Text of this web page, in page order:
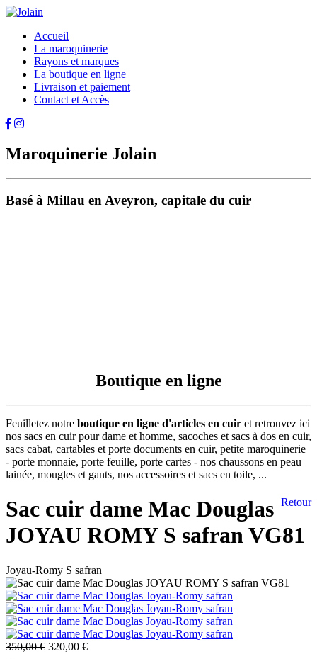
Accueil
La maroquinerie
Rayons et marques
La boutique en ligne
Livraison et paiement
Contact et Accès
Maroquinerie Jolain
Basé à Millau en Aveyron, capitale du cuir
Boutique en ligne
Feuilletez notre boutique en ligne d'articles en cuir et retrouvez ici
nos sacs en cuir pour dame et homme, sacoches et sacs à dos en cuir,
sacs cabat, cartables et porte documents en cuir, petite maroquinerie
- porte monnaie, porte feuille, porte cartes - nos chaussons en peau
lainée, mougles et gants, nos accessoires et sacs en toile, ...
Retour
Sac cuir dame Mac Douglas
JOYAU ROMY S safran VG81
Joyau-Romy S safran
350,00 € 320,00 €